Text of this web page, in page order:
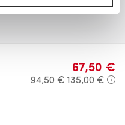
67,50 €
94,50 €135,00 €